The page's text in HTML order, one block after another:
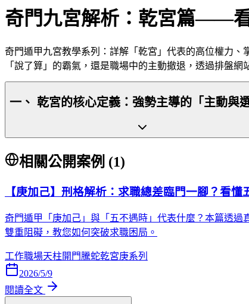
奇門九宮解析：乾宮篇——
奇門遁甲九宮教學系列：詳解「乾宮」代表的高位權力
「說了算」的霸氣，還是職場中的主動撤退，透過排盤
一、 乾宮的核心定義：強勢主導的「主動與選
相關公開案例 (1)
【庚加己】刑格解析：求職總差臨門一腳？看懂
奇門遁甲「庚加己」與「五不遇時」代表什麼？本篇透
雙重阻礙，教您如何突破求職困局。
工作職場天柱開門騰蛇乾宮庚系列
2026/5/9
閱讀全文